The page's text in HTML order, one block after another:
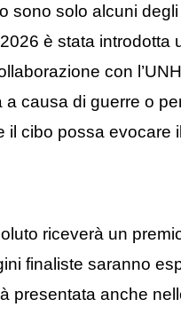
sono solo alcuni
è stata
con
a causa di guerre o
il cibo possa evocare
riceverà un
finaliste saranno
presentata anche